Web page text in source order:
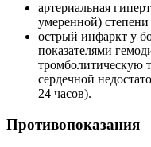
артериальная
умеренной) степени
острый инфаркт у
показателями
тромболитическую
сердечной
24 часов).
Противопоказания